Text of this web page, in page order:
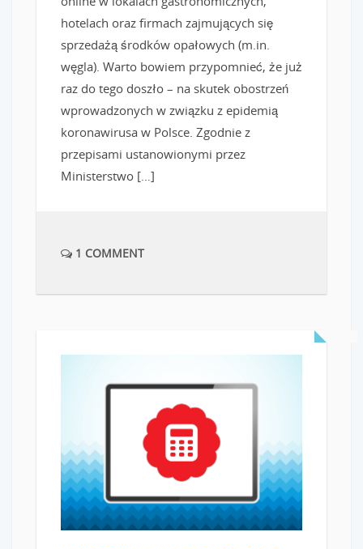
hotelach oraz firmach zajmujących się
sprzedażą środków opałowych (m.in.
węgla). Warto bowiem przypomnieć, że już
raz do tego doszło – na skutek obostrzeń
wprowadzonych w związku z epidemią
koronawirusa w Polsce. Zgodnie z
przepisami ustanowionymi przez
Ministerstwo […]
1 COMMENT
READ MORE